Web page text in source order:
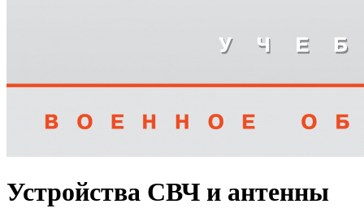
Устройства СВЧ и антенны